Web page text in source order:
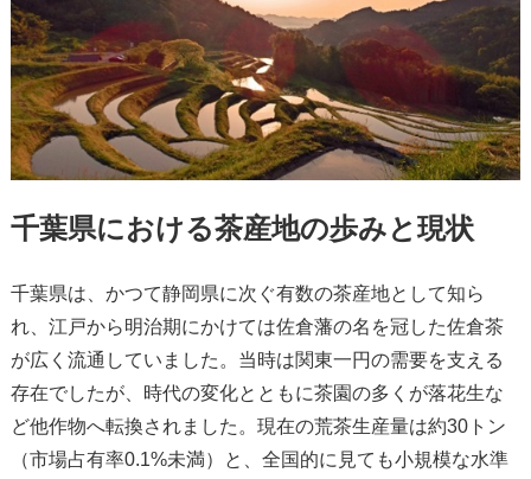
千葉県における茶産地の歩みと現状
千葉県は、かつて静岡県に次ぐ有数の茶産地として知ら
れ、江戸から明治期にかけては佐倉藩の名を冠した佐倉茶
が広く流通していました。当時は関東一円の需要を支える
存在でしたが、時代の変化とともに茶園の多くが落花生な
ど他作物へ転換されました。現在の荒茶生産量は約30トン
（市場占有率0.1%未満）と、全国的に見ても小規模な水準